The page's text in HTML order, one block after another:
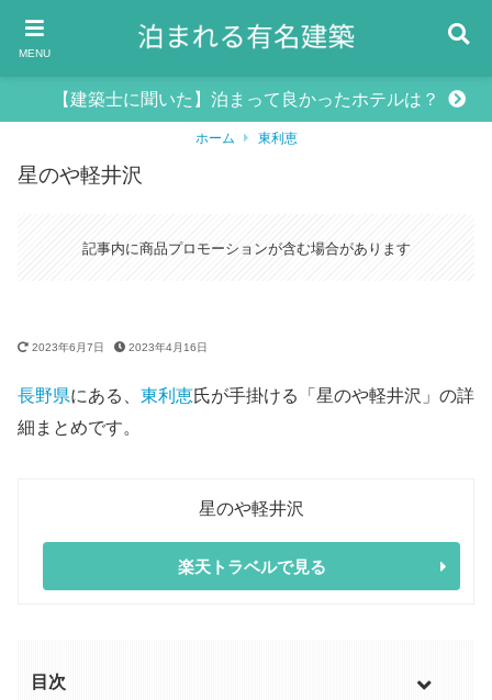
MENU
【建築士に聞いた】泊まって良かったホテルは？
ホーム 東利恵
星のや軽井沢
2023年6月7日 2023年4月16日
記事内に商品プロモーションが含む場合があります
長野県にある、 東利恵氏が手掛ける「星のや軽井沢」の詳
細まとめです。
星のや軽井沢
楽天トラベルで見る
目次